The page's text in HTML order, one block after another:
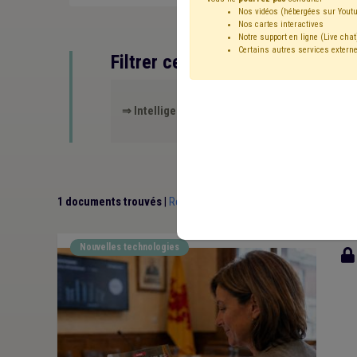
Filtrer cette requête avec des
⇒ Intelligence artificielle
1 documents trouvés Réinitialiser
Nouvelles technologies
Nos vidéos (hébergées sur
Nos cartes interactives
Notre support en ligne (Live
Certains autres services